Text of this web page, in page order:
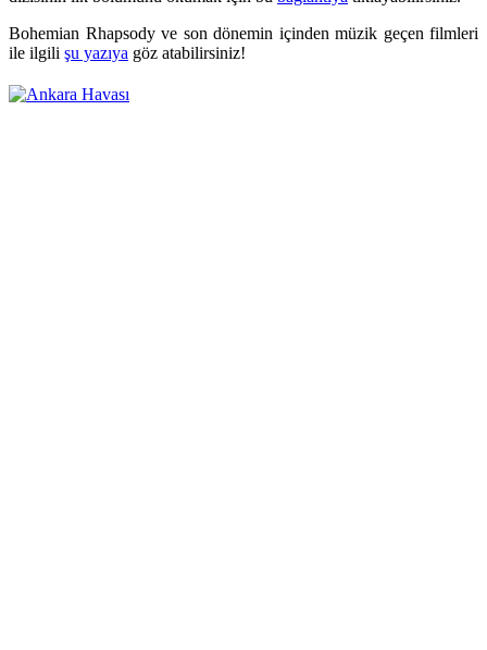
Bohemian Rhapsody ve son dönemin içinden müzik geçen filmleri
ile ilgili şu yazıya göz atabilirsiniz!